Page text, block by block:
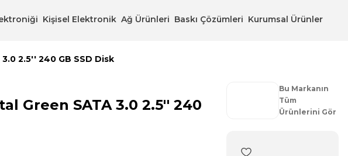
Kişisel Elektronik Ağ Ürünleri Baskı Çözümleri Kurumsal Ürünler
2.5'' 240 GB SSD Disk
Green SATA 3.0 2.5'' 240
Bu Markanın
Tüm
Ürünlerini Gör